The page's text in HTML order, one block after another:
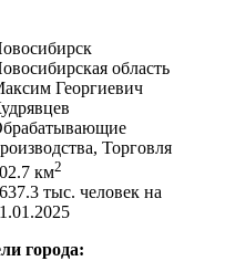
область
Георгиевич
Торговля
км2
тыс. человек на
города: